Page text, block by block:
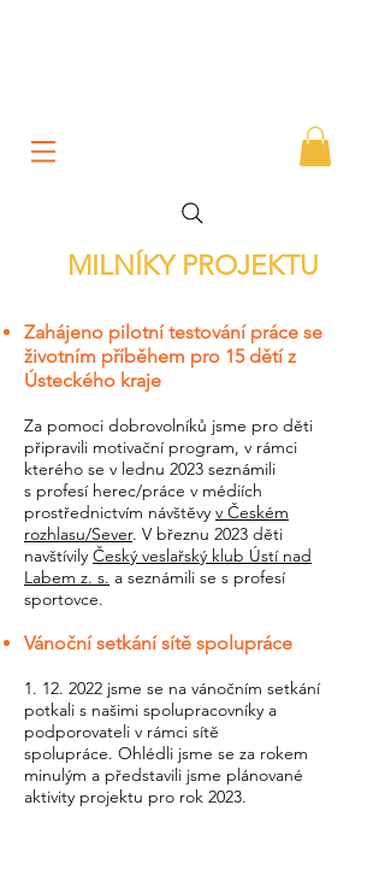
MILNÍKY PROJEKTU
Zahájeno pilotní testování práce se
životním příběhem pro 15 dětí z
Ústeckého kraje
Za pomoci dobrovolníků jsme pro děti
připravili motivační program, v rámci
kterého se v lednu 2023 seznámili
s profesí herec/práce v médiích
prostřednictvím návštěvy v Českém
rozhlasu/Sever. V březnu 2023 děti
navštívily Český veslařský klub Ústí nad
Labem z. s. a seznámili se s profesí
sportovce.
Vánoční setkání sítě spolupráce
1. 12. 2022 jsme se na vánočním setkání
potkali s našimi spolupracovníky a
podporovateli v rámci sítě
spolupráce. Ohlédli jsme se za rokem
minulým a představili jsme plánované
aktivity projektu pro rok 2023.